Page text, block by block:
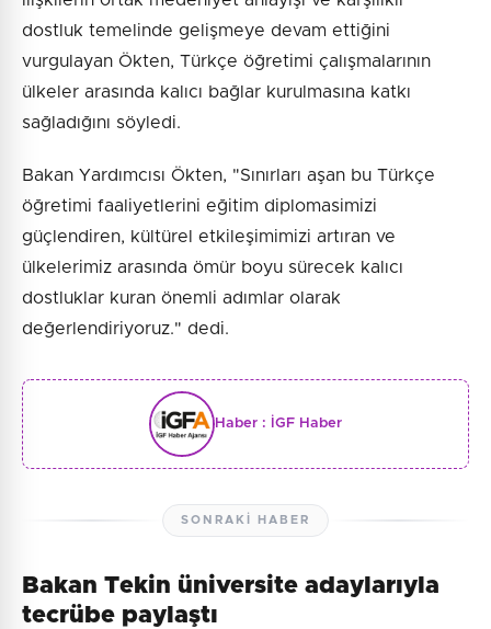
dostluk temelinde gelişmeye devam ettiğini
vurgulayan Ökten, Türkçe öğretimi çalışmalarının
ülkeler arasında kalıcı bağlar kurulmasına katkı
sağladığını söyledi.
Bakan Yardımcısı Ökten, "Sınırları aşan bu Türkçe
öğretimi faaliyetlerini eğitim diplomasimizi
güçlendiren, kültürel etkileşimimizi artıran ve
ülkelerimiz arasında ömür boyu sürecek kalıcı
dostluklar kuran önemli adımlar olarak
değerlendiriyoruz." dedi.
Haber : İGF Haber
SONRAKI HABER
Bakan Tekin üniversite adaylarıyla
tecrübe paylaştı